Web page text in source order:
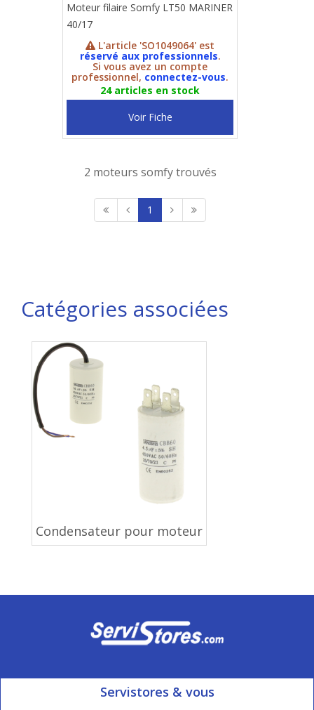
Moteur filaire Somfy LT50 MARINER
40/17
L'article 'SO1049064' est
réservé aux professionnels.
Si vous avez un compte
professionnel, connectez-vous.
24 articles en stock
Voir Fiche
2 moteurs somfy trouvés
1
Catégories associées
Condensateur pour moteur
Servistores & vous